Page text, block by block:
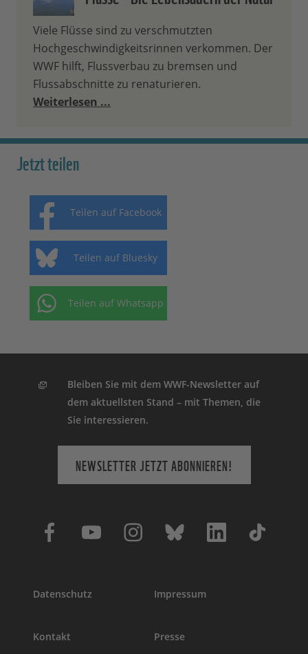
Viele Flüsse sind zu verschmutzten
Hochgeschwindigkeitsrinnen verkommen. Der
WWF hilft, Flussverbau zu bremsen und
Flussabschnitte zu renaturieren.
Weiterlesen ...
Jetzt teilen
Teilen auf Facebook
Teilen auf Bluesky
Teilen auf Whatsapp
Bleiben Sie mit dem WWF-Newsletter auf
dem aktuellsten Stand – mit Themen, die
Sie interessieren.
NEWSLETTER JETZT ABONNIEREN!
Datenschutz Impressum
Kontakt Presse